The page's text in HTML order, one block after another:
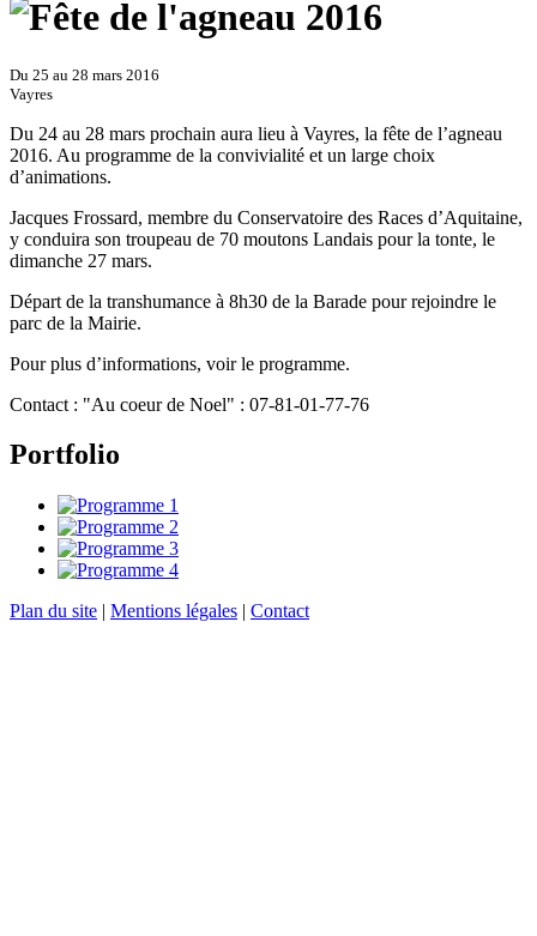
Du 25 au 28 mars 2016
Vayres
Du 24 au 28 mars prochain aura lieu à Vayres, la fête de l’agneau
2016. Au programme de la convivialité et un large choix
d’animations.
Jacques Frossard, membre du Conservatoire des Races d’Aquitaine,
y conduira son troupeau de 70 moutons Landais pour la tonte, le
dimanche 27 mars.
Départ de la transhumance à 8h30 de la Barade pour rejoindre le
parc de la Mairie.
Pour plus d’informations, voir le programme.
Contact : "Au coeur de Noel" : 07-81-01-77-76
Portfolio
Plan du site | Mentions légales | Contact